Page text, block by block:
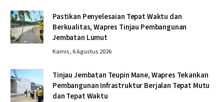
Pastikan Penyelesaian Tepat Waktu dan
Berkualitas, Wapres Tinjau Pembangunan
Jembatan Lumut
Kamis, 6 Agustus 2026
Tinjau Jembatan Teupin Mane, Wapres Tekankan
Pembangunan Infrastruktur Berjalan Tepat Mutu
dan Tepat Waktu